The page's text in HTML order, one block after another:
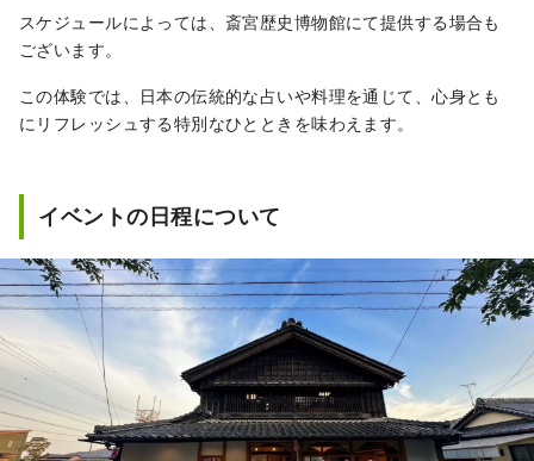
スケジュールによっては、斎宮歴史博物館にて提供する場合も
ございます。
この体験では、日本の伝統的な占いや料理を通じて、心身とも
にリフレッシュする特別なひとときを味わえます。
イベントの日程について